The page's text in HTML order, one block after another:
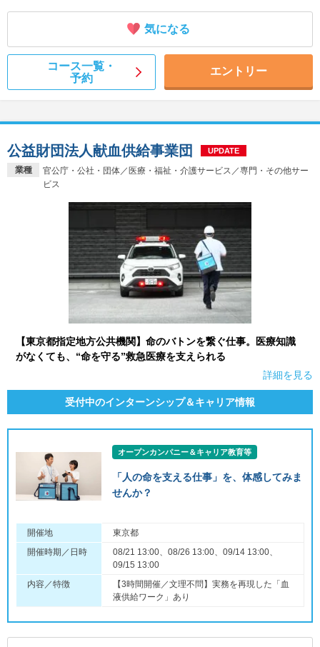
気になる
コース一覧・
予約
エントリー
業種
官公庁・公社・団体／医療・福祉・介護サービス／専門・その他サー
ビス
公益財団法人献血供給事業団 UPDATE
【東京都指定地方公共機関】命のバトンを繋ぐ仕事。医療知識
がなくても、“命を守る”救急医療を支えられる
詳細を見る
受付中のインターンシップ＆キャリア情報
オープンカンパニー＆キャリア教育等
「人の命を支える仕事」を、体感してみま
せんか？
開催地
東京都
開催時期／日時
08/21 13:00、08/26 13:00、09/14 13:00、
09/15 13:00
内容／特徴
【3時間開催／文理不問】実務を再現した「血
液供給ワーク」あり